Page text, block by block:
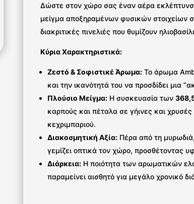
Δώστε στον χώρο σας έναν αέρα
μείγμα αποξηραμένων φυσικών στοιχείων
διακριτικές πινελιές που θυμίζουν
Κύρια Χαρακτηριστικά:
Ζεστό & Σοφιστικέ Άρωμα: Το άρωμα
και την ικανότητά του να προσδίδει μια
Πλούσιο Μείγμα: Η συσκευασία των
καρπούς και πέταλα σε γήινες και
κεχριμπαριού.
Διακοσμητική Αξία: Πέρα από τη μυρωδιά,
γεμίζει οπτικά τον χώρο, προσθέτοντας
Διάρκεια: Η ποιότητα των αρωματικών
παραμείνει αισθητό για μεγάλο χρονικό